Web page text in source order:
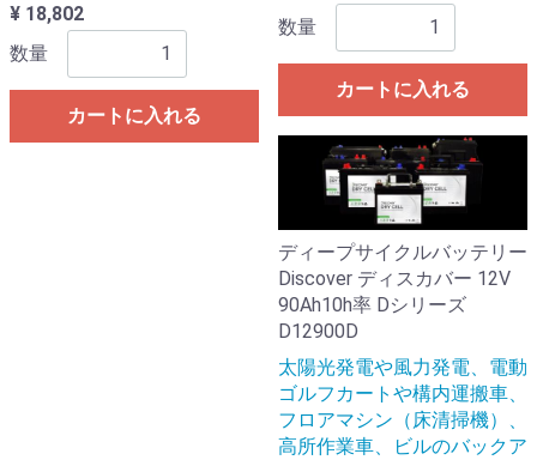
¥ 18,802
数量
カートに入れる
数量
カートに入れる
ディープサイクルバッテリー
Discover ディスカバー 12V
90Ah10h率 Dシリーズ
D12900D
太陽光発電や風力発電、電動
ゴルフカートや構内運搬車、
フロアマシン（床清掃機）、
高所作業車、ビルのバックア